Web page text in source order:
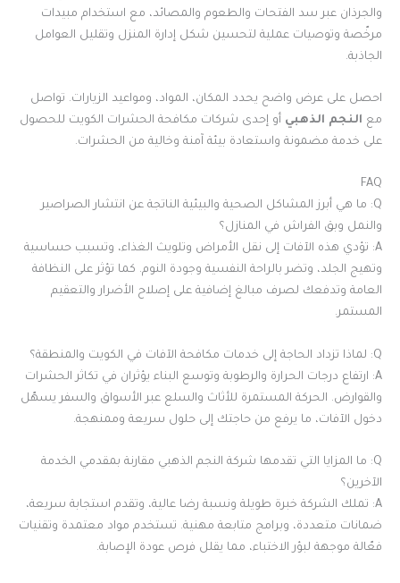
والجرذان عبر سد الفتحات والطعوم والمصائد، مع استخدام مبيدات
مرخّصة وتوصيات عملية لتحسين شكل إدارة المنزل وتقليل العوامل
الجاذبة.
احصل على عرض واضح يحدد المكان، المواد، ومواعيد الزيارات. تواصل
مع النجم الذهبي أو إحدى شركات مكافحة الحشرات الكويت للحصول
على خدمة مضمونة واستعادة بيئة آمنة وخالية من الحشرات.
FAQ
Q: ما هي أبرز المشاكل الصحية والبيئية الناتجة عن انتشار الصراصير
والنمل وبق الفراش في المنازل؟
A: تؤدي هذه الآفات إلى نقل الأمراض وتلويث الغذاء، وتسبب حساسية
وتهيج الجلد، وتضر بالراحة النفسية وجودة النوم. كما تؤثر على النظافة
العامة وتدفعك لصرف مبالغ إضافية على إصلاح الأضرار والتعقيم
المستمر.
Q: لماذا تزداد الحاجة إلى خدمات مكافحة الآفات في الكويت والمنطقة؟
A: ارتفاع درجات الحرارة والرطوبة وتوسع البناء يؤثران في تكاثر الحشرات
والقوارض. الحركة المستمرة للأثاث والسلع عبر الأسواق والسفر يسهّل
دخول الآفات، ما يرفع من حاجتك إلى حلول سريعة وممنهجة.
Q: ما المزايا التي تقدمها شركة النجم الذهبي مقارنة بمقدمي الخدمة
الآخرين؟
A: تملك الشركة خبرة طويلة ونسبة رضا عالية، وتقدم استجابة سريعة،
ضمانات متعددة، وبرامج متابعة مهنية. تستخدم مواد معتمدة وتقنيات
فعّالة موجهة لبؤر الاختباء، مما يقلل فرص عودة الإصابة.